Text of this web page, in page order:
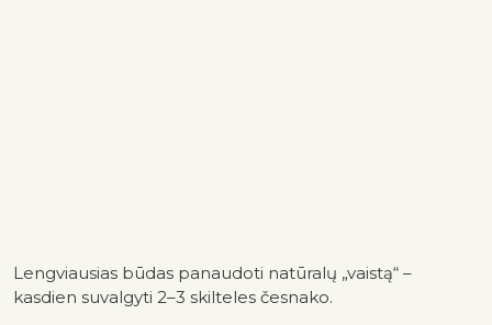
Lengviausias būdas panaudoti natūralų „vaistą“ –
kasdien suvalgyti 2–3 skilteles česnako.